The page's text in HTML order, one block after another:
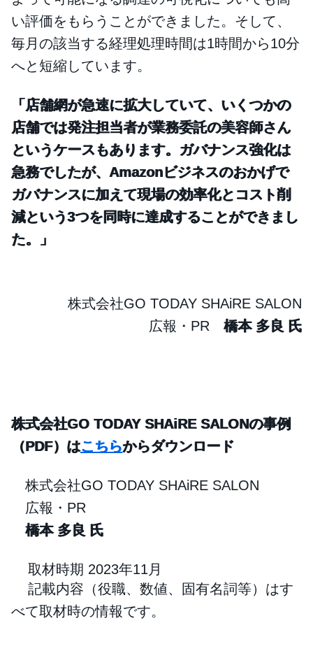
い評価をもらうことができました。そして、
毎月の該当する経理処理時間は1時間から10分
へと短縮しています。
「店舗網が急速に拡大していて、いくつかの
店舗では発注担当者が業務委託の美容師さん
というケースもあります。ガバナンス強化は
急務でしたが、Amazonビジネスのおかげで
ガバナンスに加えて現場の効率化とコスト削
減という3つを同時に達成することができまし
た。」
株式会社GO TODAY SHAiRE SALON
広報・PR 橋本 多良 氏
株式会社GO TODAY SHAiRE SALONの事例
（PDF）はこちらからダウンロード
株式会社GO TODAY SHAiRE SALON
広報・PR
橋本 多良 氏
取材時期 2023年11月
記載内容（役職、数値、固有名詞等）はす
べて取材時の情報です。